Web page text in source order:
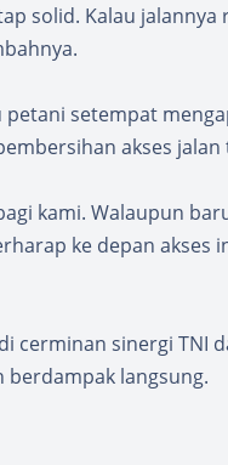
solid. Kalau
setempat
akses
kami. Walaupun
ke depan akses
cerminan sinergi TNI
berdampak langsung.